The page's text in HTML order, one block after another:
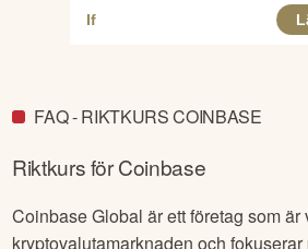
FAQ - RIKTKURS COINBASE
Riktkurs förCoinbase
Coinbase Global är ett företag som är
kryptovalutamarknaden och